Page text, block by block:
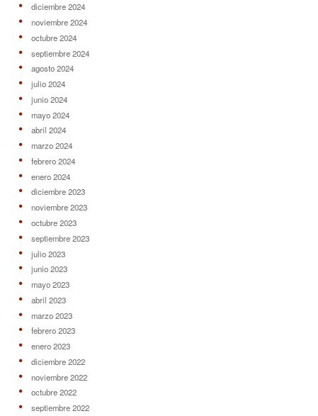
diciembre 2024
noviembre 2024
octubre 2024
septiembre 2024
agosto 2024
julio 2024
junio 2024
mayo 2024
abril 2024
marzo 2024
febrero 2024
enero 2024
diciembre 2023
noviembre 2023
octubre 2023
septiembre 2023
julio 2023
junio 2023
mayo 2023
abril 2023
marzo 2023
febrero 2023
enero 2023
diciembre 2022
noviembre 2022
octubre 2022
septiembre 2022